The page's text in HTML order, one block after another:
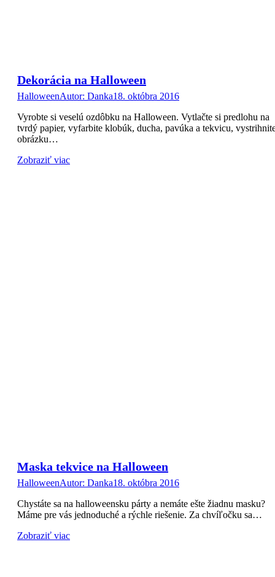
Dekorácia na Halloween
HalloweenAutor: Danka18. októbra 2016
Vyrobte si veselú ozdôbku na Halloween. Vytlačte si predlohu na
tvrdý papier, vyfarbite klobúk, ducha, pavúka a tekvicu,
obrázku…
Zobraziť viac
Maska tekvice na Halloween
HalloweenAutor: Danka18. októbra 2016
Chystáte sa na halloweensku párty a nemáte ešte žiadnu masku?
Máme pre vás jednoduché a rýchle riešenie. Za chvíľočku sa…
Zobraziť viac